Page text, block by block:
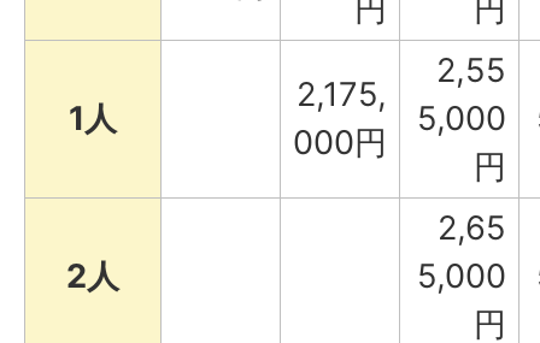
円 円
1人
2,175,
000円
2,55
5,000
円
2人
2,65
5,000
円